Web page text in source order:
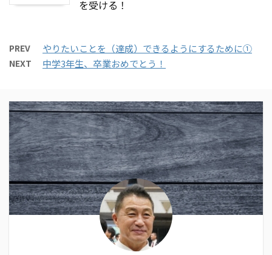
を受ける！
PREV やりたいことを（達成）できるようにするために①
NEXT 中学3年生、卒業おめでとう！